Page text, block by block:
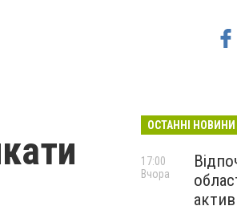
ОСТАННІ НОВИНИ
17:00
Вчора